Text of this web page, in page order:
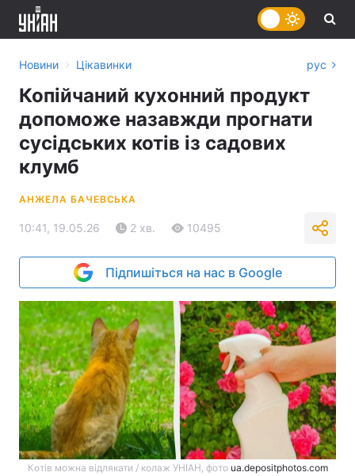
Новини › Цікавинки рус
Копійчаний кухонний продукт
допоможе назавжди прогнати
сусідських котів із садових
клумб
АНЖЕЛА БАЧЕВСЬКА
10:41, 19.05.26 2 хв. 10495
Підпишіться на нас в Google
Котів можна відлякати / колаж УНІАН, фото ua.depositphotos.com